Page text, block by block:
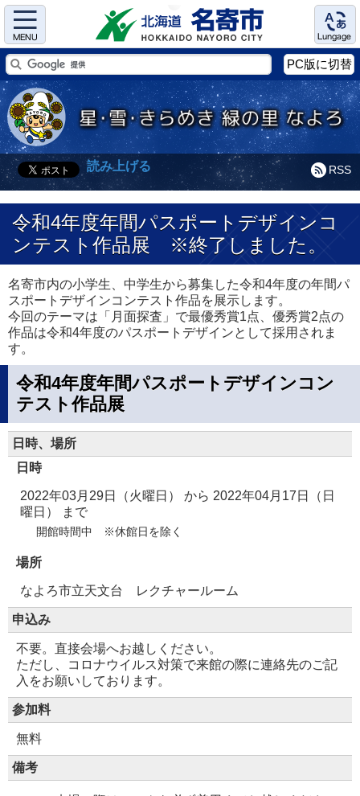
Menu Language
PC版に切替
RSS
読み上げる
令和4年度年間パスポートデザインコ
ンテスト作品展 ※終了しました。
名寄市内の小学生、中学生から募集した令和4年度の年間パ
スポートデザインコンテスト作品を展示します。
今回のテーマは「月面探査」で最優秀賞1点、優秀賞2点の
作品は令和4年度のパスポートデザインとして採用されま
す。
令和4年度年間パスポートデザインコン
テスト作品展
日時、場所
日時
2022年03月29日（火曜日） から 2022年04月17日（日
曜日）
まで
開館時間中 ※休館日を除く
場所
なよろ市立天文台 レクチャールーム
申込み
不要。直接会場へお越しください。
ただし、コロナウイルス対策で来館の際に連絡先のご記
入をお願いしております。
参加料
無料
備考